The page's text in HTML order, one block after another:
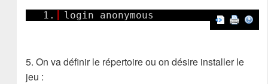
1. login anonymous
5. On va définir le répertoire ou on désire installer le
jeu :